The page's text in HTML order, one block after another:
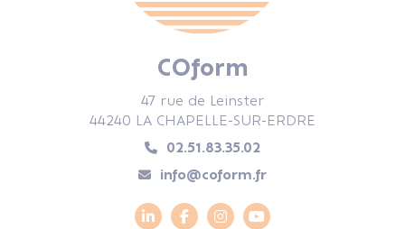
COform
47 rue de Leinster
44240 LA CHAPELLE-SUR-ERDRE
02.51.83.35.02
info@coform.fr